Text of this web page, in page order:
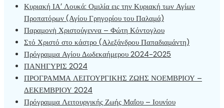
Κυριακή ΙΑ’ Λουκά: Ομιλία εις την Κυριακή των Αγίων
Προπατόρων (Αγίου Γρηγορίου του Παλαμά)
Παραμονὴ Χριστούγεννα – Φώτη Κόντογλου
Στό Χριστό στο κάστρο (Αλεξάνδρου Παπαδιαμάντη)
Πρόγραμμα Αγίου Δωδεκαήμερου 2024-2025
ΠΑΝΗΓΥΡΙΣ 2024
ΠΡΟΓΡΑΜΜΑ ΛΕΙΤΟΥΡΓΙΚΗΣ ΖΩΗΣ ΝΟΕΜΒΡΙΟΥ –
ΔΕΚΕΜΒΡΙΟΥ 2024
Πρόγραμμα Λειτουργικής Ζωής Μαΐου – Ιουνίου